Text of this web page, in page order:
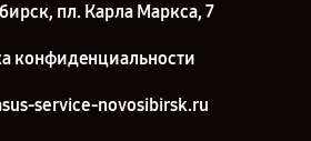
пл. Карла Маркса, 7
конфиденциальности
service-novosibirsk.ru